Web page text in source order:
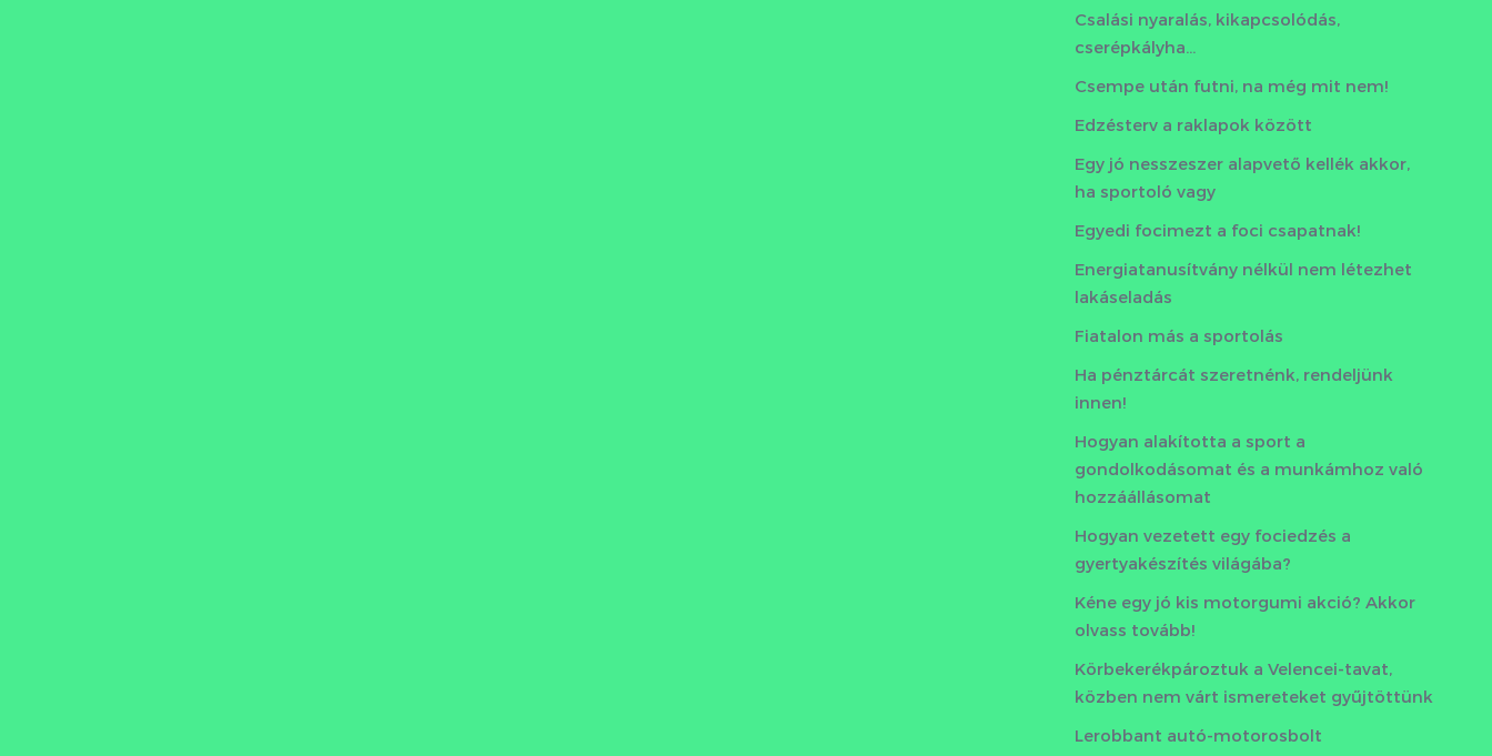
Csalási nyaralás, kikapcsolódás,
cserépkályha…
Csempe után futni, na még mit nem!
Edzésterv a raklapok között
Egy jó nesszeszer alapvető kellék akkor,
ha sportoló vagy
Egyedi focimezt a foci csapatnak!
Energiatanusítvány nélkül nem létezhet
lakáseladás
Fiatalon más a sportolás
Ha pénztárcát szeretnénk, rendeljünk
innen!
Hogyan alakította a sport a
gondolkodásomat és a munkámhoz való
hozzáállásomat
Hogyan vezetett egy fociedzés a
gyertyakészítés világába?
Kéne egy jó kis motorgumi akció? Akkor
olvass tovább!
Körbekerékpároztuk a Velencei-tavat,
közben nem várt ismereteket gyűjtöttünk
Lerobbant autó-motorosbolt